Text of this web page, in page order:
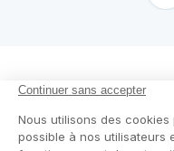
En savoir plus